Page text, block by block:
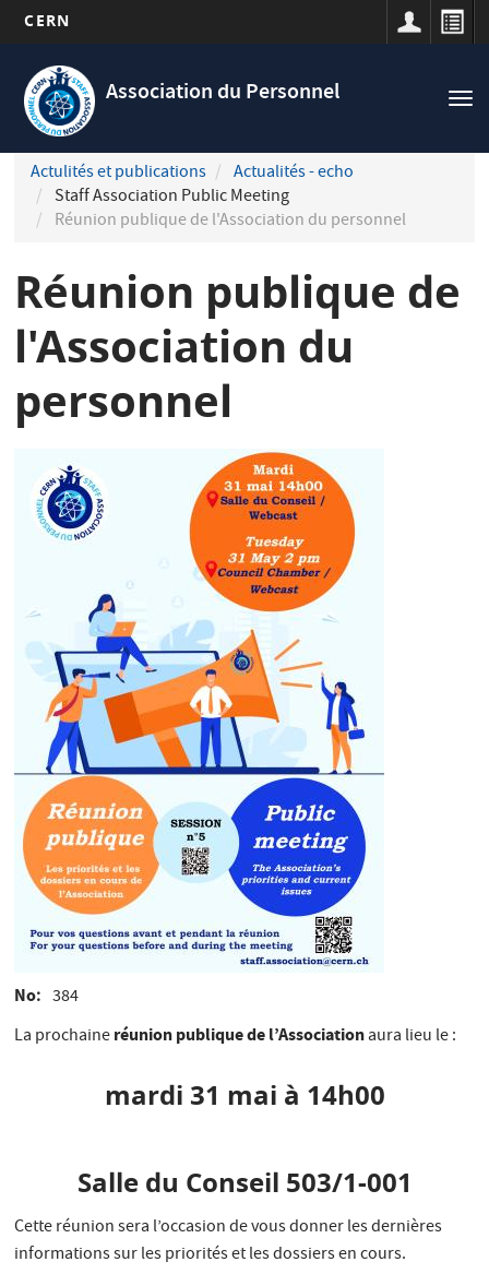
contenu
principal
CERN
Association du Personnel
Navigation
principale
Actulités et publications
Actualités - echo
Staff Association Public Meeting
Réunion publique de l'Association du personnel
Réunion publique de
l'Association du
personnel
No
384
La prochaineréunion publique de l’Associationaura lieu le :
mardi 31 mai à 14h00
Salle du Conseil 503/1-001
Cette réunion sera l’occasion de vous donner les dernières
informations sur les priorités et les dossiers en cours.